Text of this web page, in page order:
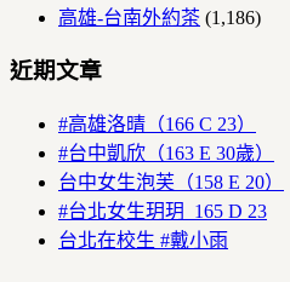
高雄-台南外約茶 (1,186)
近期文章
#高雄洛晴（166 C 23）
#台中凱欣（163 E 30歲）
台中女生泡芙（158 E 20）
#台北女生玥玥 165 D 23
台北在校生 #戴小雨